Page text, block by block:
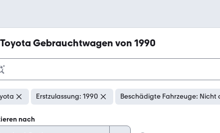
Toyota Gebrauchtwagen von 1990
Erstzulassung: 1990 Beschädigte Fahrzeuge: Nicht
nach